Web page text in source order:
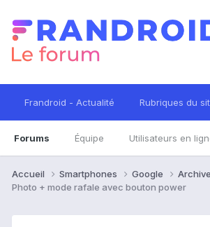
Frandroid - Actualité Rubriques du
Forums Équipe Utilisateurs en
Accueil Smartphones Google
Photo + mode rafale avec bouton power